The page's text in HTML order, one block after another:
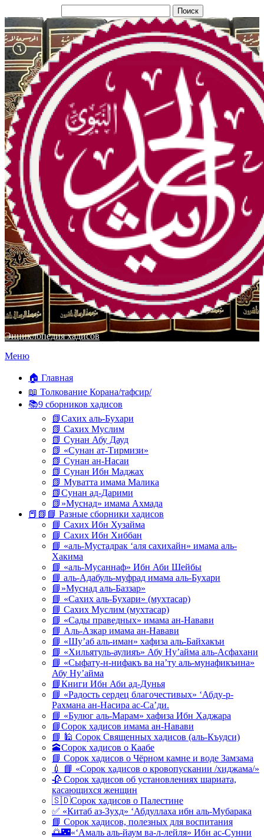
Энциклопедия хадисов
Перейти
содержимому
Меню
🏠 Главная
📖 Толкование Корана/тафсир/
📚9 сборников хадисов
📗Сахих аль-Бухари
📗 Сахих Муслим
📗 Сунан Абу Дауд
📗 «Сунан ат-Тирмизи»
📗 Сунан ан-Насаи
📗 Сунан Ибн Маджах
📗 Муватта имама Малика
📗Сунан ад-Дарими
📗»Муснад» имама Ахмада
📕📗📘 Разные сборники хадисов
📘 Сахих Ибн Хузайма
📘 Сахих Ибн Хиббан
📘 «аль-Мустадрак ‘аля сахихайн» имама аль-
Хакима
📘 «аль-Мусаннаф» Ибн Аби Шейбы
📘 аль-Адабуль-муфрад имама аль-Бухари
📘»Муснад аль-Баззар»
📘 «Сахих аль-Бухари» (мухтасар)
📘 Сахих Муслим (мухтасар)
📘 «Сады праведных» имама ан-Навави
📘 Аль-Азкар имама ан-Навави
📘 «Шу’аб аль-иман» хафиза аль-Байхакъи
📘 «Хильятуль-аулияъ» Абу Ну’айма аль-Асфахани
📘 «Сыфату-н-нифакъ ва на’ту аль-мунафикъина»
Абу Ну’айма
📘Книги Ибн Аби ад-Дунья
📘 «Радость сердец благочестивых» ‘Абду-р-
Рахмана ан-Насира ас-Са’ди.
📘 «Булюг аль-Марам» хафиза Ибн Хаджара
📘Сорок хадисов имама ан-Навави
📘 🕌 Сорок Священных хадисов (аль-Къудси)
🕋Сорок хадисов о Каабе
📘 Сорок хадисов о Чёрном камне и воде Замзама
💉 📘 «Сорок хадисов о кровопускании /хиджама/»
🥀 Сорок хадисов об установлениях шариата,
касающихся женщин
🇸🇩Сорок хадисов о Палестине
✅ «Китаб аз-Зухд» ‘Абдуллаха ибн аль-Мубарака
📘 Сорок хадисов, полезных для воспитания
🌅🌃«‘Амаль аль-йаум ва-л-лейля» Ибн ас-Сунни